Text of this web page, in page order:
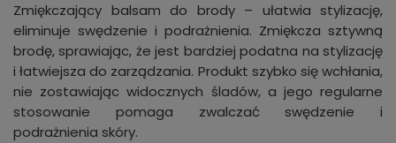
Zmiękczający balsam do brody – ułatwia stylizację,
eliminuje swędzenie i podrażnienia. Zmiękcza sztywną
brodę, sprawiając, że jest bardziej podatna na stylizację
i łatwiejsza do zarządzania. Produkt szybko się wchłania,
nie zostawiając widocznych śladów, a jego regularne
stosowanie pomaga zwalczać swędzenie i
podrażnienia skóry.